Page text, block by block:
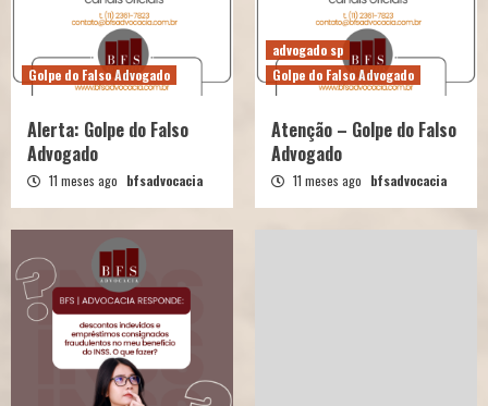
Golpe do Falso Advogado
Alerta: Golpe do Falso
Advogado
11 meses ago bfsadvocacia
advogado sp
Golpe do Falso Advogado
Atenção – Golpe do Falso
Advogado
11 meses ago bfsadvocacia